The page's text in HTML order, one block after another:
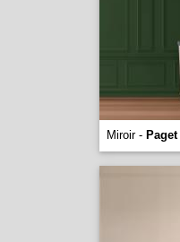
Miroir - Paget